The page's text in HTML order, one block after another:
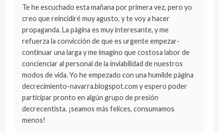
Te he escuchado esta mañana por primera vez, pero yo
creo que reincidiré muy agusto, y te voy a hacer
propaganda. La página es muy interesante, y me
refuerza la convicción de que es urgente empezar-
continuar una larga y me imagino que costosa labor de
concienciar al personal de la inviabilidad de nuestros
modos de vida. Yo he empezado con una humilde página
decrecimiento-navarra.blogspot.com y espero poder
participar pronto en algún grupo de presión
decrecentista. ¡seamos más felices, consumamos
menos!